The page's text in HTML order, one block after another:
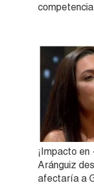
competencia
¡Impacto
Aránguiz
afectaría a